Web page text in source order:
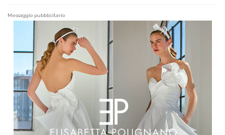
Messaggio pubblicitario